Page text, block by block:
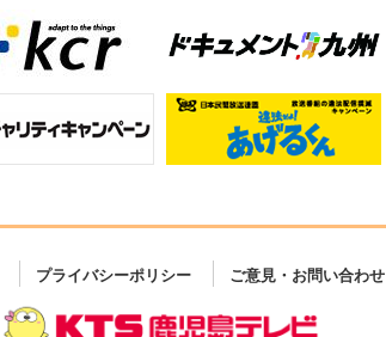
プライバシーポリシー ご意見・お問い合わせ